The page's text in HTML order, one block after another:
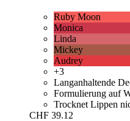
Ruby Moon
Monica
Linda
Mickey
Audrey
+3
Langanhaltende
Formulierung auf
Trocknet Lippen
CHF 39.12